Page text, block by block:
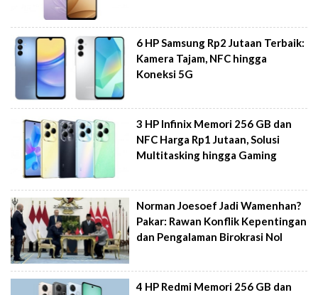
6 HP Samsung Rp2 Jutaan Terbaik:
Kamera Tajam, NFC hingga
Koneksi 5G
3 HP Infinix Memori 256 GB dan
NFC Harga Rp1 Jutaan, Solusi
Multitasking hingga Gaming
Norman Joesoef Jadi Wamenhan?
Pakar: Rawan Konflik Kepentingan
dan Pengalaman Birokrasi Nol
4 HP Redmi Memori 256 GB dan